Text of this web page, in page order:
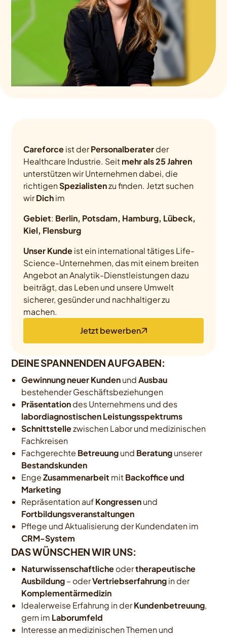
Careforceist derPersonalberaterder
Healthcare Industrie. Seitmehr als 25 Jahren
unterstützen wir Unternehmen dabei, die
richtigenSpezialistenzu finden. Jetzt suchen
wirDichim
Gebiet: Berlin, Potsdam, Hamburg, Lübeck,
Kiel, Flensburg
Unser Kundeist ein international tätiges Life-
Science-Unternehmen, das mit einem breiten
Angebot an Analytik-Dienstleistungen dazu
beiträgt, das Leben und unsere Umwelt
sicherer, gesünder und nachhaltiger zu
machen.
Jetzt bewerben
DEINE SPANNENDEN AUFGABEN:
Gewinnung neuer KundenundAusbau
bestehender Geschäftsbeziehungen
Präsentationdes Unternehmens und des
labordiagnostischen Leistungsspektrums
Schnittstellezwischen Labor und medizinischen
Fachkreisen
Fachgerechte Betreuungund Beratungunserer
Bestandskunden
EngeZusammenarbeit mitBackoffice und
Marketing
Repräsentation aufKongressenund
Fortbildungsveranstaltungen
Pflege und Aktualisierung der Kundendaten im
CRM-System
DAS WÜNSCHEN WIR UNS:
Naturwissenschaftlicheodertherapeutische
Ausbildung– oderVertriebserfahrungin der
Komplementärmedizin
Idealerweise Erfahrung in derKundenbetreuung,
gern im Laborumfeld
Interesse an medizinischen Themen und